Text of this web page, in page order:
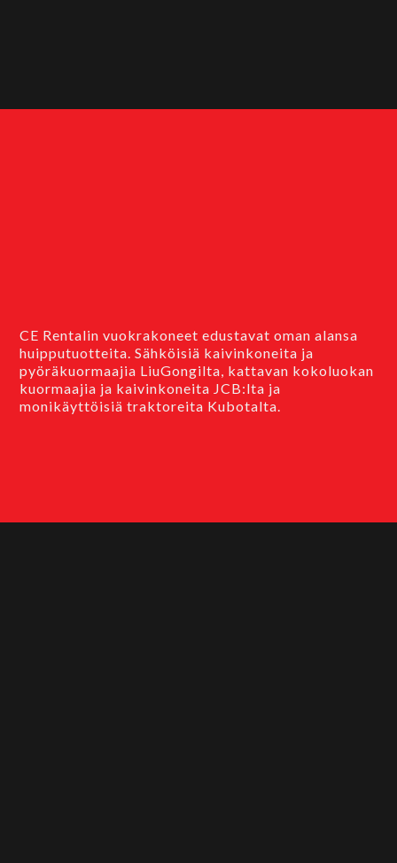
CE Rentalin vuokrakoneet edustavat oman alansa
huipputuotteita. Sähköisiä kaivinkoneita ja
pyöräkuormaajia LiuGongilta, kattavan kokoluokan
kuormaajia ja kaivinkoneita JCB:lta ja
monikäyttöisiä traktoreita Kubotalta.